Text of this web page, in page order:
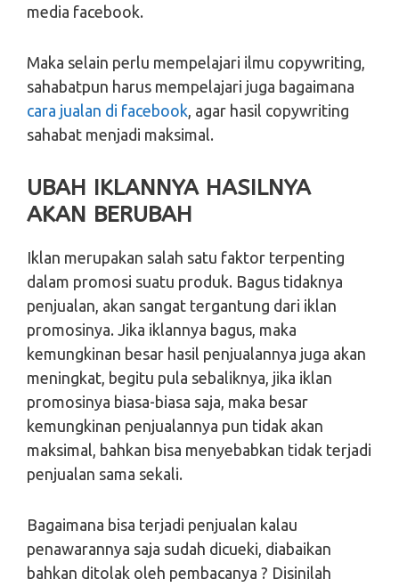
media facebook.
Maka selain perlu mempelajari ilmu copywriting,
sahabatpun harus mempelajari juga bagaimana
cara jualan di facebook, agar hasil copywriting
sahabat menjadi maksimal.
UBAH IKLANNYA HASILNYA
AKAN BERUBAH
Iklan merupakan salah satu faktor terpenting
dalam promosi suatu produk. Bagus tidaknya
penjualan, akan sangat tergantung dari iklan
promosinya. Jika iklannya bagus, maka
kemungkinan besar hasil penjualannya juga akan
meningkat, begitu pula sebaliknya, jika iklan
promosinya biasa-biasa saja, maka besar
kemungkinan penjualannya pun tidak akan
maksimal, bahkan bisa menyebabkan tidak terjadi
penjualan sama sekali.
Bagaimana bisa terjadi penjualan kalau
penawarannya saja sudah dicueki, diabaikan
bahkan ditolak oleh pembacanya ? Disinilah